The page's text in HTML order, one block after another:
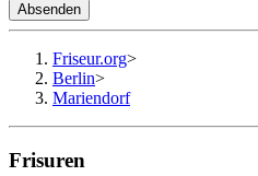
Absenden
Friseur.org>
Berlin>
Mariendorf
Frisuren